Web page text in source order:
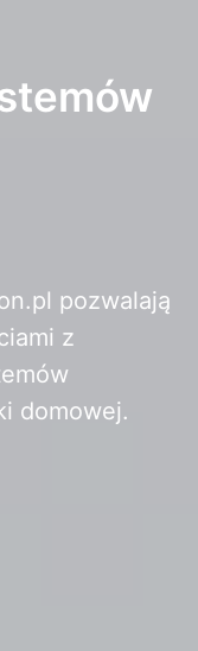
pozwalają
z
domowej.